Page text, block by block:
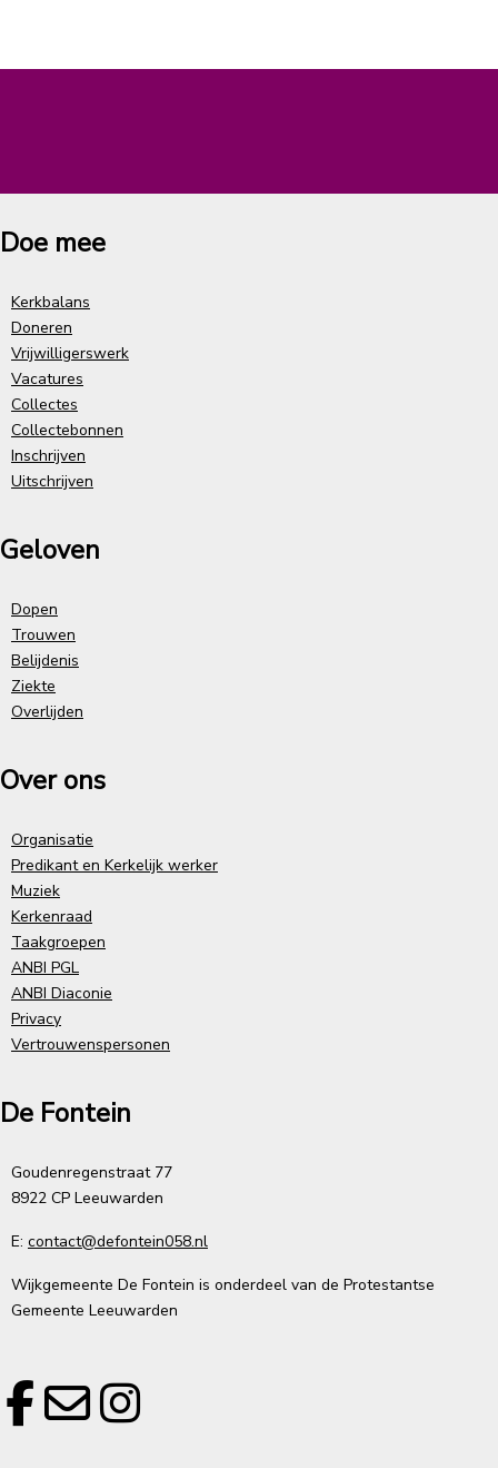
Doe mee
Kerkbalans
Doneren
Vrijwilligerswerk
Vacatures
Collectes
Collectebonnen
Inschrijven
Uitschrijven
Geloven
Dopen
Trouwen
Belijdenis
Ziekte
Overlijden
Over ons
Organisatie
Predikant en Kerkelijk werker
Muziek
Kerkenraad
Taakgroepen
ANBI PGL
ANBI Diaconie
Privacy
Vertrouwenspersonen
De Fontein
Goudenregenstraat 77
8922 CP Leeuwarden
E: contact@defontein058.nl
Wijkgemeente De Fontein is onderdeel van de Protestantse
Gemeente Leeuwarden